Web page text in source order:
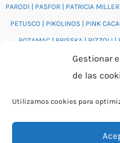
Gestionar
de las
Utilizamos cookies para
PARODI | PASFOR | PATRICIA MILLER
PETUSCO | PIKOLINOS | PINK
POTAMAC| PRISSKA | RIZZOLI|
SALVI|SAM'S |